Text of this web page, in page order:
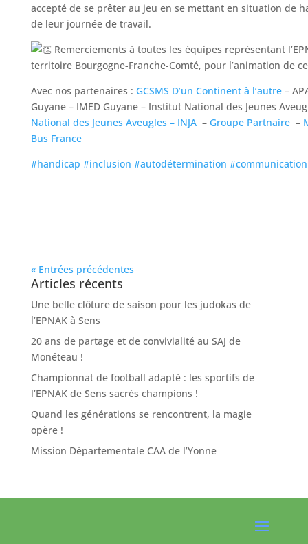
accepté de se prêter au jeu en se mettant en situation de
de leur journée de travail.
Remerciements à toutes les équipes représentant
territoire Bourgogne-Franche-Comté, pour l’animation de
Avec nos partenaires : GCSMS D’un Continent à l’autre–
Guyane – IMED Guyane – Institut National des Jeunes
National des Jeunes Aveugles – INJA– Groupe Partnaire–
Bus France
#handicap #inclusion #autodétermination #communication
« Entrées précédentes
Articles récents
Une belle clôture de saison pour les judokas de
l’EPNAK à Sens
20 ans de partage et de convivialité au SAJ de
Monéteau !
Championnat de football adapté : les sportifs de
l’EPNAK de Sens sacrés champions !
Quand les générations se rencontrent, la magie
opère !
Mission Départementale CAA de l’Yonne